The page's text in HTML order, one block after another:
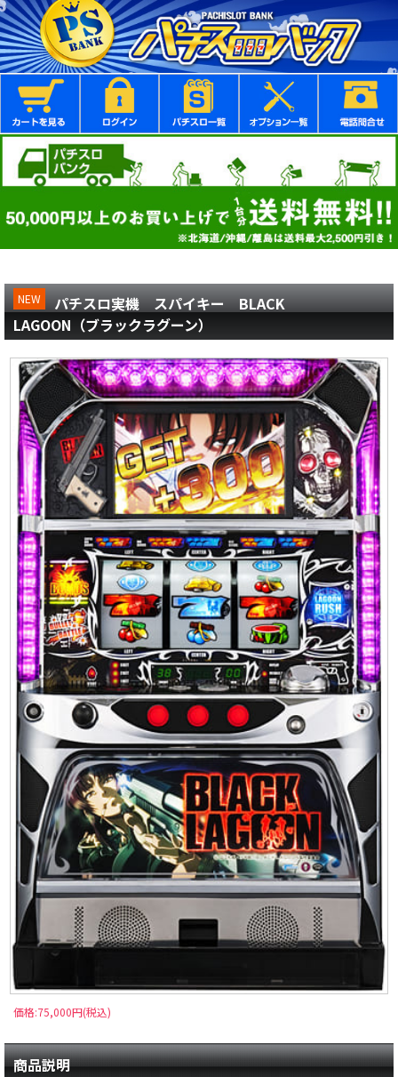
NEW
パチスロ実機 スパイキー BLACK
LAGOON（ブラックラグーン）
価格:75,000円(税込)
商品説明